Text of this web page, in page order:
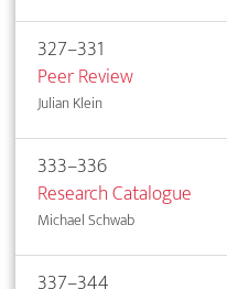
327–331
Peer Review
Julian Klein
333–336
Research Catalogue
Michael Schwab